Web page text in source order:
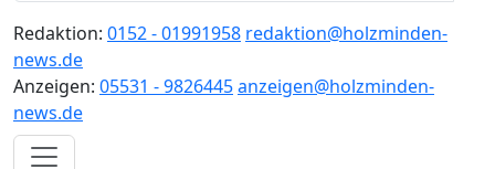
Redaktion: 0152 - 01991958 redaktion@holzminden-
news.de
Anzeigen: 05531 - 9826445anzeigen@holzminden-
news.de